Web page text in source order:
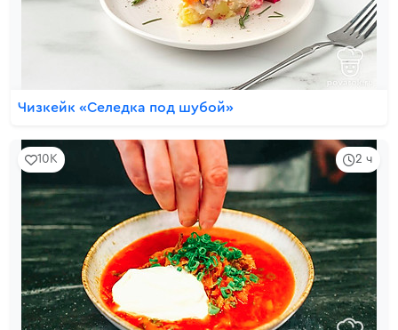
Чизкейк «Селедка под шубой»
2 ч
10K